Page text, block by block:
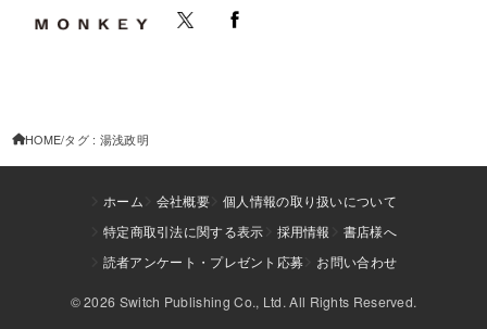
HOME タグ : 湯浅政明
ホーム 会社概要
個人情報の取り扱いについて
特定商取引法に関する表示
採用情報
書店様へ
読者アンケート・プレゼント応募
お問い合わせ
© 2026 Switch Publishing Co., Ltd. All Rights Reserved.